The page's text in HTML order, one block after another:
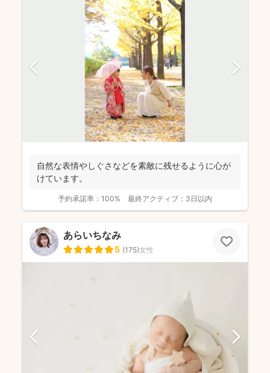
自然な表情やしぐさなどを素敵に残せるように心が
けています。
予約承諾率： 100% 最終アクティブ： 3日以内
あらいちなみ
5 (175)女性